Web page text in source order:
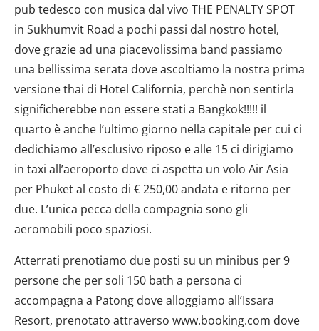
pub tedesco con musica dal vivo THE PENALTY SPOT
in Sukhumvit Road a pochi passi dal nostro hotel,
dove grazie ad una piacevolissima band passiamo
una bellissima serata dove ascoltiamo la nostra prima
versione thai di Hotel California, perchè non sentirla
significherebbe non essere stati a Bangkok!!!!! il
quarto è anche l’ultimo giorno nella capitale per cui ci
dedichiamo all’esclusivo riposo e alle 15 ci dirigiamo
in taxi all’aeroporto dove ci aspetta un volo Air Asia
per Phuket al costo di € 250,00 andata e ritorno per
due. L’unica pecca della compagnia sono gli
aeromobili poco spaziosi.
Atterrati prenotiamo due posti su un minibus per 9
persone che per soli 150 bath a persona ci
accompagna a Patong dove alloggiamo all’Issara
Resort, prenotato attraverso www.booking.com dove